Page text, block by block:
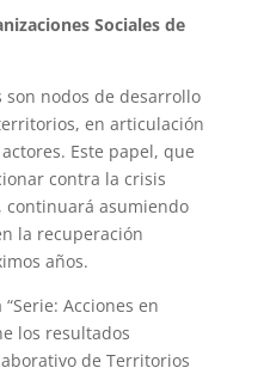
Sociales de
son nodos de desarrollo
en articulación
Este papel, que
contra la crisis
continuará asumiendo
la recuperación
años.
Acciones en
los resultados
de Territorios